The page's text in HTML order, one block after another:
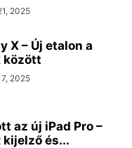
2025
X – Új etalon a
között
2025
az új iPad Pro –
kijelző és...